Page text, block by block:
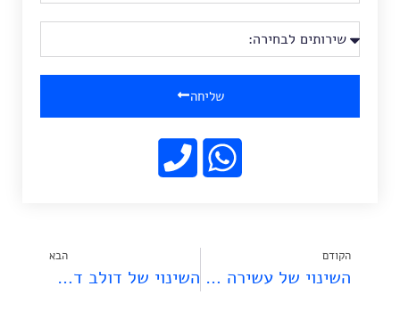
שליחה
הקודם
השינוי של עשירה בן יהושע
הבא
השינוי של דולב דביר